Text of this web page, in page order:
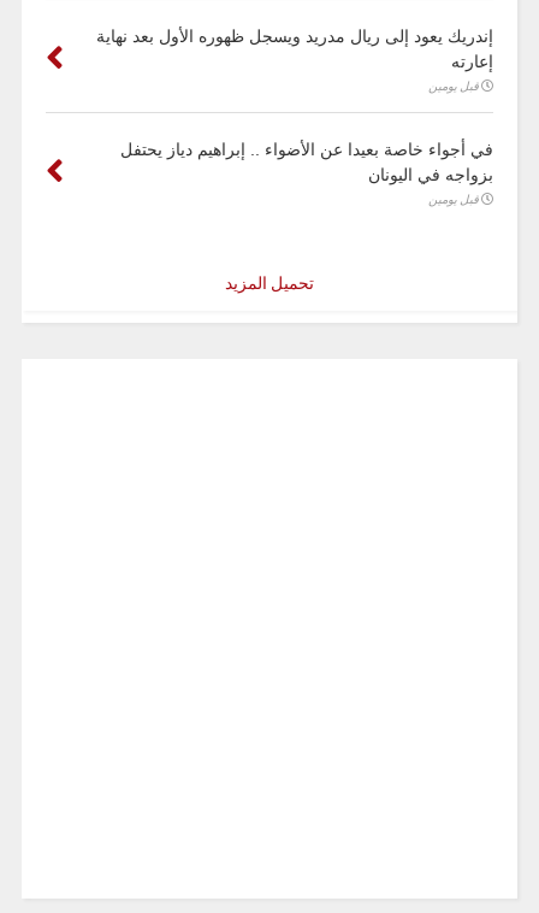
إندريك يعود إلى ريال مدريد ويسجل ظهوره الأول بعد نهاية
إعارته
قبل يومين
في أجواء خاصة بعيدا عن الأضواء .. إبراهيم دياز يحتفل
بزواجه في اليونان
قبل يومين
تحميل المزيد